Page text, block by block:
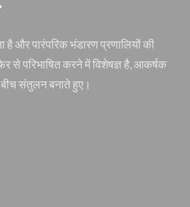
है और पारंपरिक भंडारण प्रणालियों की
से परिभाषित करने में विशेषज्ञ है, आकर्षक
संतुलन बनाते हुए।